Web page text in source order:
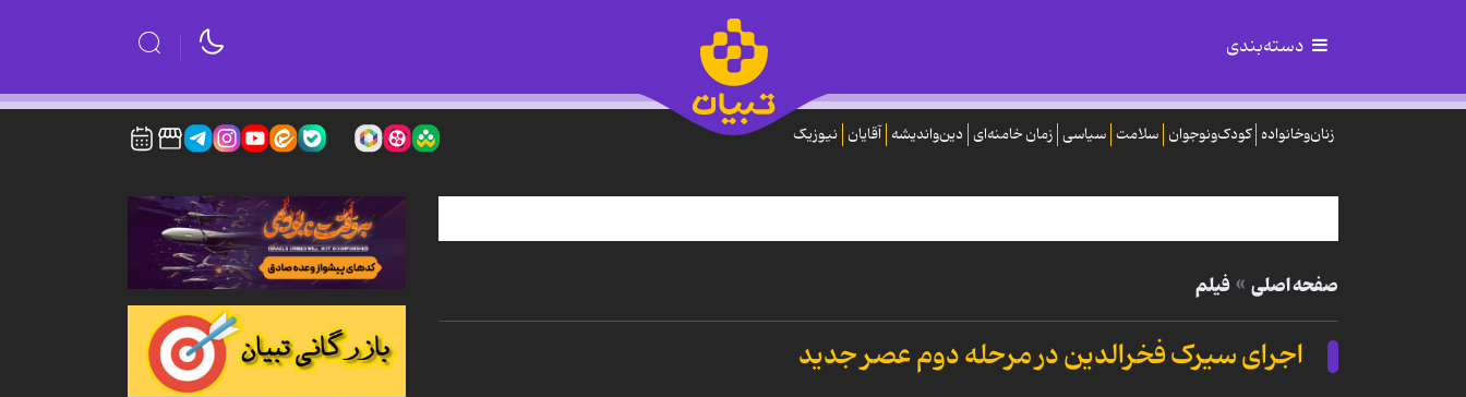
دسته‌بندی
زنان‌وخانواده کودک‌ونوجوان سلامت سیاسی زمان خامنه‌ای دین‌واندیشه آقایان نیوزیک
صفحه اصلی فیلم
اجرای سیرک فخرالدین در مرحله دوم عصر جدید